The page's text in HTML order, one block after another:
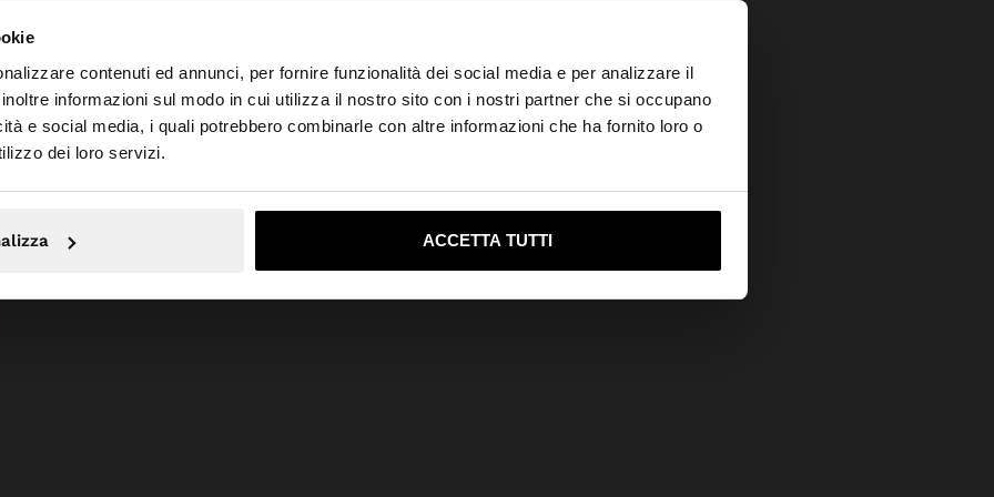
contenuti ed annunci, per fornire funzionalità dei social media e per analizzare il
informazioni sul modo in cui utilizza il nostro sito con i nostri partner che si occupano
e social media, i quali potrebbero combinarle con altre informazioni che ha fornito loro o
dei loro servizi.
ACCETTA TUTTI
×
da Svizzera. Vuoi navigare sul nostro sito United States?
No, resta in Svizzera Sì, portami su United States